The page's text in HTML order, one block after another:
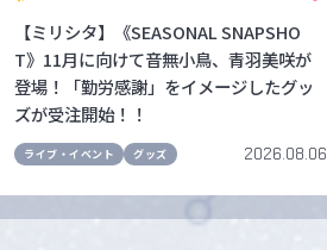
【ミリシタ】《SEASONAL SNAPSHO
T》11月に向けて音無小鳥、青羽美咲が
登場！「勤労感謝」をイメージしたグッ
ズが受注開始！！
ライブ・イベント グッズ 2026.08.06